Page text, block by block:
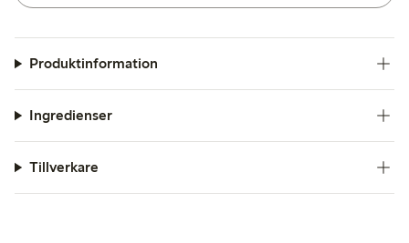
Produktinformation
Ingredienser
Tillverkare